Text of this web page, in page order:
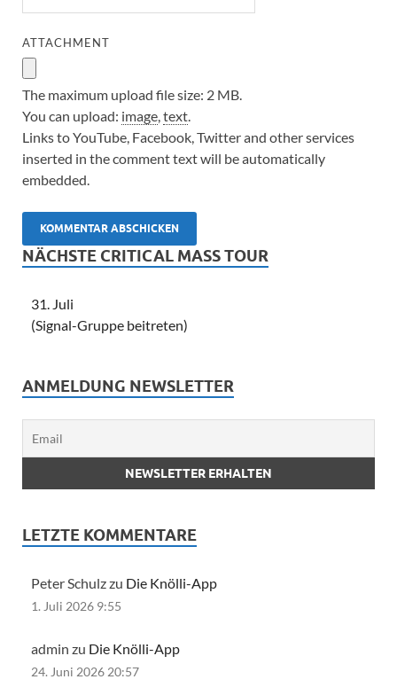
ATTACHMENT
The maximum upload file size: 2 MB.
You can upload: image,text.
Links to YouTube, Facebook, Twitter and other services
inserted in the comment text will be automatically
embedded.
NÄCHSTE CRITICAL MASS TOUR
31. Juli
(Signal-Gruppe beitreten)
ANMELDUNG NEWSLETTER
LETZTE KOMMENTARE
Peter Schulz zu Die Knölli-App
1. Juli 2026 9:55
admin zu Die Knölli-App
24. Juni 2026 20:57